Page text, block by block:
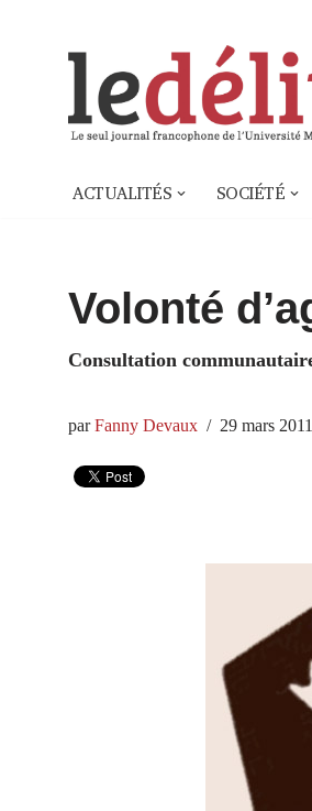
ACTUALITÉS SOCIÉTÉ
Volonté
Consultation
parFanny Devaux 29 mars 2011